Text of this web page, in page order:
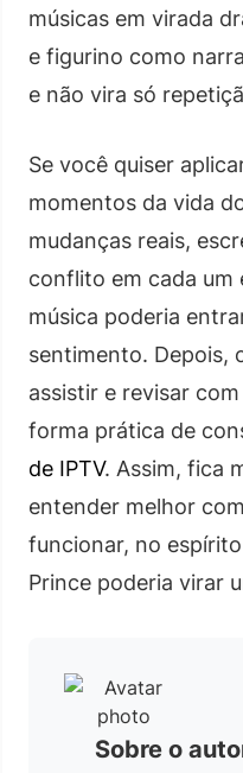
músicas em virada
e figurino como
e não vira só
Se você quiser
momentos da vida
mudanças reais,
conflito em cada um
música poderia
sentimento. Depois,
assistir e revisar
forma prática de
de IPTV. Assim, fica
entender melhor
funcionar, no
Prince poderia virar
Sobre o